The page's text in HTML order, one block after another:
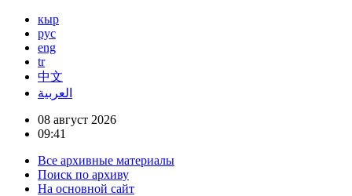
кыр
рус
eng
tr
中文
العربية
08 август 2026
09:41
Все архивные материалы
Поиск по архиву
На основной сайт